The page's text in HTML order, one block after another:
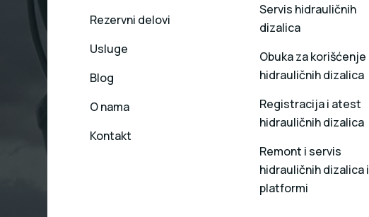
Rezervni delovi
Usluge
Blog
O nama
Kontakt
Servis hidrauličnih
dizalica
Obuka za korišćenje
hidrauličnih dizalica
Registracija i atest
hidrauličnih dizalica
Remont i servis
hidrauličnih dizalica i
platformi